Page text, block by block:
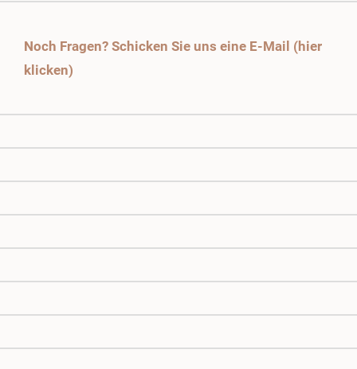
Noch Fragen? Schicken Sie uns eine E-Mail (hier
klicken)